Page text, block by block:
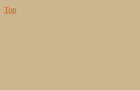
Top